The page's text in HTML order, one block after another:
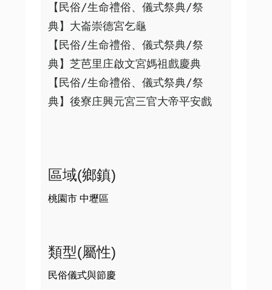
【民俗/生命禮俗、儀式祭典/祭
典】大崙崇德宮乞龜
【民俗/生命禮俗、儀式祭典/祭
典】芝芭里庄啟文宮媽祖戲慶典
【民俗/生命禮俗、儀式祭典/祭
典】後寮庄興元宮三官大帝平安戲
區域(鄉鎮)
桃園市 中壢區
類型(屬性)
民俗儀式與節慶